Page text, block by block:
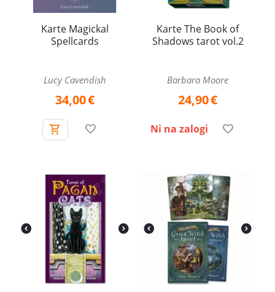
Karte Magickal
Spellcards
Lucy Cavendish
34,00€
Karte The Book of
Shadows tarot vol.2
Barbara Moore
24,90€
Ni na zalogi